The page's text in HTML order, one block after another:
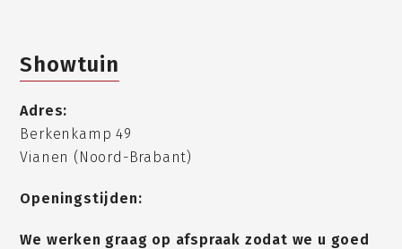
Showtuin
Adres:
Berkenkamp 49
Vianen (Noord-Brabant)
Openingstijden:
We werken graag op afspraak zodat we u goed